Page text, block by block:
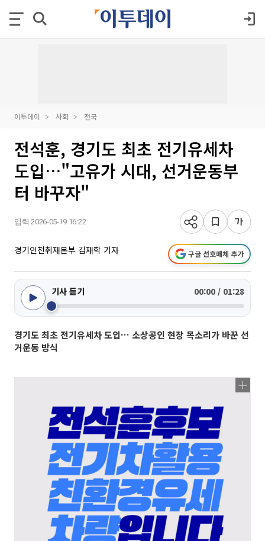
이투데이 사회 전국
전석훈, 경기도 최초 전기유세차
도입…"고유가 시대, 선거운동부
터 바꾸자"
입력 2026-05-19 16:22
경기인천취재본부 김재학 기자 구글 선호매체 추가
기사 듣기 00:00 / 01:28
경기도 최초 전기유세차 도입… 소상공인 현장 목소리가 바꾼 선
거운동 방식